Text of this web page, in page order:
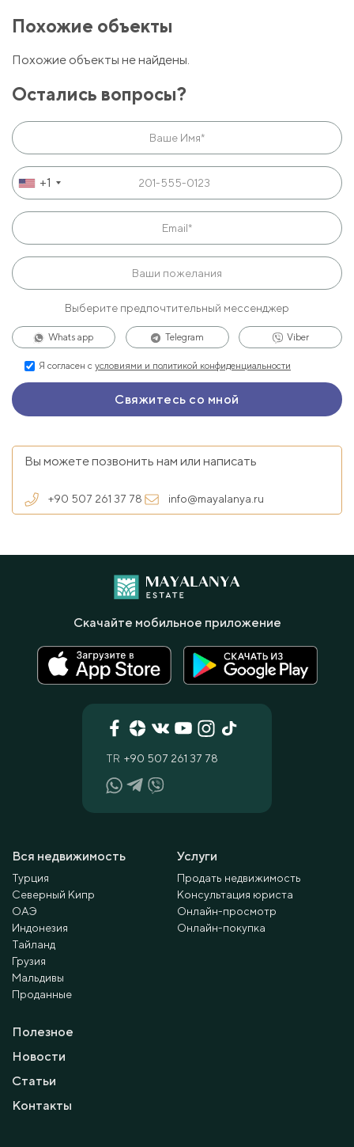
Похожие объекты
Похожие объекты не найдены.
Остались вопросы?
+1
Выберите предпочтительный мессенджер
Whats app Telegram Viber
Я согласен с условиями и политикой конфиденциальности
Вы можете позвонить нам или написать
+90 507 261 37 78 info@mayalanya.ru
Вся недвижимость
Турция
Северный Кипр
ОАЭ
Индонезия
Тайланд
Грузия
Мальдивы
Проданные
Услуги
Продать недвижимость
Консультация юриста
Онлайн-просмотр
Онлайн-покупка
Полезное
Новости
Статьи
Контакты
TR +90 507 261 37 78
Скачайте мобильное приложение